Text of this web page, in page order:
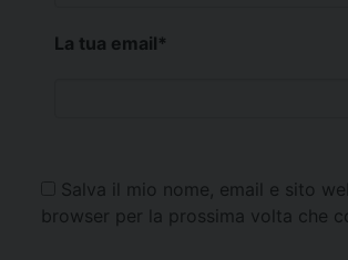
La tua email*
Salva il mio nome, email e sito
browser per la prossima volta che